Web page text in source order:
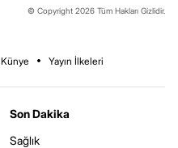
© Copyright 2026 Tüm Hakları Gizlidir.
Künye Yayın İlkeleri
Son Dakika
Sağlık